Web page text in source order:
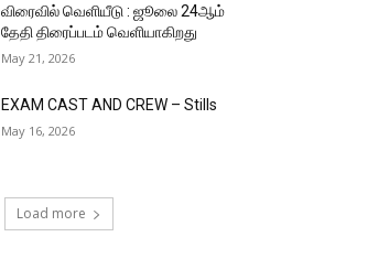
விரைவில் வெளியீடு : ஜூலை 24ஆம்
தேதி திரைப்படம் வெளியாகிறது
May 21, 2026
EXAM CAST AND CREW – Stills
May 16, 2026
Load more